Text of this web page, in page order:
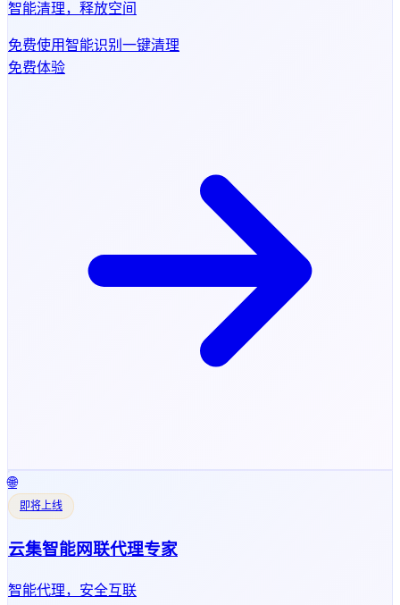
智能清理，释放空间
免费使用智能识别 一键清理
免费体验
🌐
即将上线
云集智能网联代理专家
智能代理，安全互联